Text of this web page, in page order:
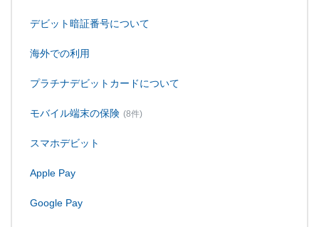
デビット暗証番号について
海外での利用
プラチナデビットカードについて
モバイル端末の保険 (8件)
スマホデビット
Apple Pay
Google Pay